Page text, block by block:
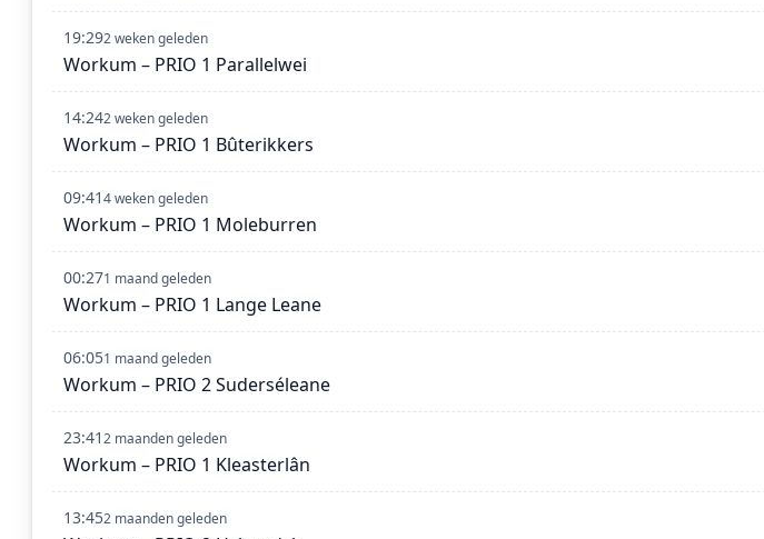
19:292 weken geleden
Workum – PRIO 1 Parallelwei
14:242 weken geleden
Workum – PRIO 1 Bûterikkers
09:414 weken geleden
Workum – PRIO 1 Moleburren
00:271 maand geleden
Workum – PRIO 1 Lange Leane
06:051 maand geleden
Workum – PRIO 2 Suderséleane
23:412 maanden geleden
Workum – PRIO 1 Kleasterlân
13:452 maanden geleden